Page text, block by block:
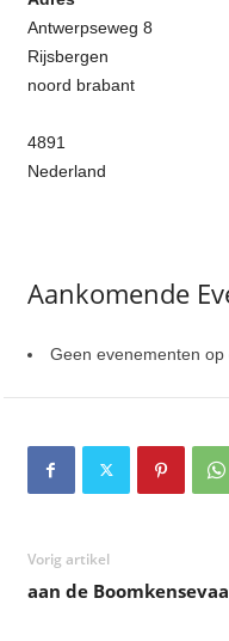
Antwerpseweg 8
Rijsbergen
noord brabant
4891
Nederland
Aankomende
Geen evenementen op
Vorig artikel
aan de